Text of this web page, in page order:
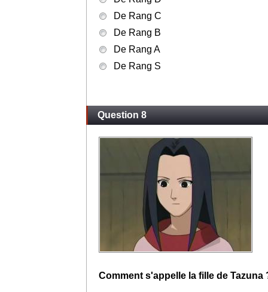
De Rang C
De Rang B
De Rang A
De Rang S
Question 8
Comment s'appelle la fille de Tazuna